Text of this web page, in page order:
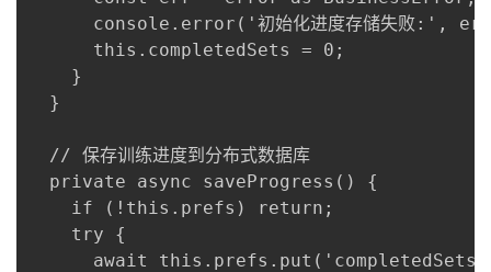
console.error('初始化进度存储失败:',
      this.completedSets = 0;
    }
  }
  // 保存训练进度到分布式数据库
  private async saveProgress() {
    if (!this.prefs) return;
    try {
await